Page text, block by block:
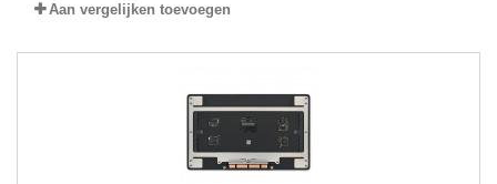
Aan vergelijken toevoegen